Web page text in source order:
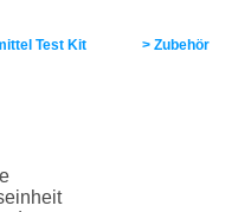
Test Kit > Zubehör